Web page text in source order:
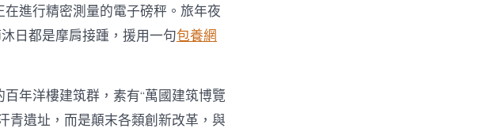
進行精密測量的電子磅秤。旅年夜
日都是摩肩接踵，援用一句包養網
年洋樓建筑群，素有“萬國建筑博覽
青遺址，而是顛末各類創新改革，與